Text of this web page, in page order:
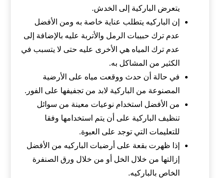
يتعرض الباركية إلى الخدش.
إن الباركيه يتطلب عناية خاصة به ومن الأفضل
عدم ترك حبيبات الرمل والأتربة عليه بالإضافة إلى
عدم ترك المياه هي الأخرى عليه حتى لا يتسبب في
الكثير من المشاكل به.
في حالة أن حدث ووقعت مياه على الأرضية
المصنوعة من الباركية لابد من تجفيفها على الفور.
من الأفضل استخدام نوعيات معينة من سوائل
تنظيف الباركية على أن يتم استخدامها وفقا
للتعليمات التي توجد على العبوة.
إذا ظهرت بقعة على أرضيات الباركيه من الأفضل
إزالتها من خلال الخل أو من خلال ورق الصنفرة
الخاص بالباركيه.